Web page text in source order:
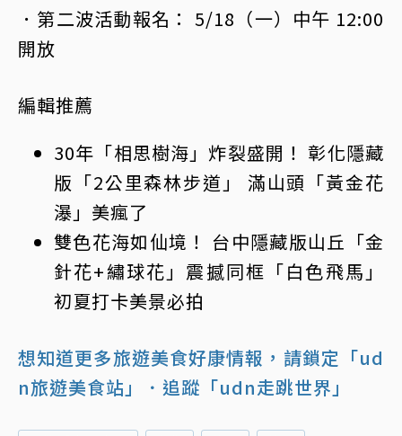
．第二波活動報名： 5/18（一）中午 12:00
開放
編輯推薦
30年「相思樹海」炸裂盛開！ 彰化隱藏
版「2公里森林步道」 滿山頭「黃金花
瀑」美瘋了
雙色花海如仙境！ 台中隱藏版山丘「金
針花+繡球花」震撼同框「白色飛馬」
初夏打卡美景必拍
想知道更多旅遊美食好康情報，請鎖定「ud
n旅遊美食站」
．追蹤「udn走跳世界」